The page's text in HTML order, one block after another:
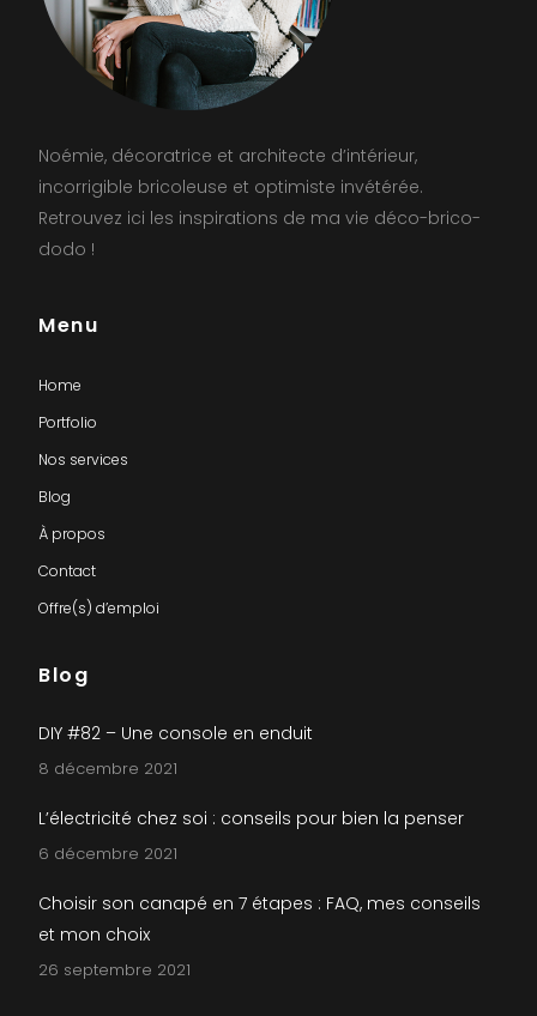
Noémie, décoratrice et architecte d’intérieur,
incorrigible bricoleuse et optimiste invétérée.
Retrouvez ici les inspirations de ma vie déco-brico-
dodo !
Menu
Home
Portfolio
Nos services
Blog
À propos
Contact
Offre(s) d’emploi
Blog
DIY #82 – Une console en enduit
8 décembre 2021
L’électricité chez soi : conseils pour bien la penser
6 décembre 2021
Choisir son canapé en 7 étapes : FAQ, mes conseils
et mon choix
26 septembre 2021